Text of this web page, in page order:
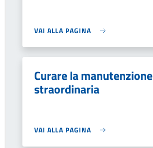
VAI ALLA PAGINA
Curare la manutenzione
straordinaria
VAI ALLA PAGINA